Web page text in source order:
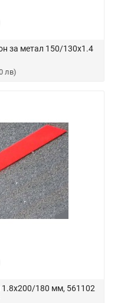
за метал 150/130х1.4
лв)
1.8х200/180 мм, 561102